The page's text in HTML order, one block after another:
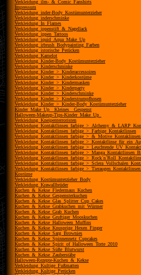
Verkleidung_ilm-_&_Comic_Fanshirts
Impressum
Verkleidung_inder-Body_Kostümunterzieher
Verkleidung_inderschminke
Verkleidung_In_Flames
Verkleidung_ippenstift_&_Nagellack
Verkleidung_ippen_Tattoos
Verkleidung_iquid_Aqua_Make_Up
Verkleidung_irbrush_Bodypainting_Farben
Verkleidung_istorische_Perücken
Verkleidung_Kamelot
Verkleidung_Kinder-Body_Kostümunterzieher
Verkleidung_Kinderschminke
Verkleidung_Kinder_>_Kinderaccessoires
Verkleidung_Kinder_>_Kinderkostüme
Verkleidung_Kinder_>_Kindermasken
Verkleidung_Kinder_>_Kinderparty
Verkleidung_Kinder_>_Kinderschminke
Verkleidung_Kinder_>_Kinderstrumpfhosen
Verkleidung_Kinder_>_Kinder-Body_Kostümunterzieher
Kinder_Make_Up__Kleines__Gespenst
Halloween-Makeup-Tips-Kinder_Make_Up_
Verkleidung_Kneipenterroristen
Verkleidung_Kontaktlinsen_farbige_>_Farbige_Kontaktlinsen
Kostüme
Verkleidung_Kostümunterzieher_Body
Verkleidung_Krawallbrüder
Kuchen_&_Kekse_Fledermaus_Kuchen
Kuchen_&_Kekse_Gespensterkuchen
Kuchen_&_Kekse_Glas_Splitter_Cup_Cakes
Kuchen_&_Kekse_Grabkuchen_mit_Würmer
Kuchen_&_Kekse_Grab_Kuchen
Kuchen_&_Kekse_Gruftiger_Mooskuchen
Kuchen_&_Kekse_Halloween_Muffins
Kuchen_&_Kekse_Knusprige_Hexen_Finger
Kuchen_&_Kekse_Sarg_Brownies
Kuchen_&_Kekse_Spinnennetz_Cupcakes
Kuchen_&_Kekse_Spirit_of_Halloween_Torte_2010
Kuchen_&_Kekse_Süße_Blutwurst
Kuchen_&_Kekse_Zauberstäbe
Halloween-Rezepte-Kuchen_&_Kekse
Verkleidung_Kultige_Fußmatten
Verkleidung_Kultige_Perücken